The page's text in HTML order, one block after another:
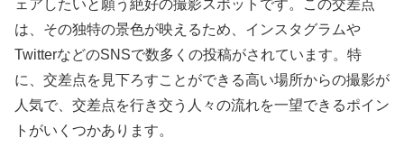
ェアしたいと願う絶好の撮影スポットです。この交差点
は、その独特の景色が映えるため、インスタグラムや
TwitterなどのSNSで数多くの投稿がされています。特
に、交差点を見下ろすことができる高い場所からの撮影が
人気で、交差点を行き交う人々の流れを一望できるポイン
トがいくつかあります。